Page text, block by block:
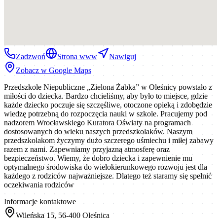
Zadzwoń Strona www
Nawiguj
Zobacz w Google Maps
Przedszkole Niepubliczne „Zielona Żabka” w Oleśnicy powstało z
miłości do dziecka. Bardzo chcieliśmy, aby było to miejsce, gdzie
każde dziecko poczuje się szczęśliwe, otoczone opieką i zdobędzie
wiedzę potrzebną do rozpoczęcia nauki w szkole. Pracujemy pod
nadzorem Wrocławskiego Kuratora Oświaty na programach
dostosowanych do wieku naszych przedszkolaków. Naszym
przedszkolakom życzymy dużo szczerego uśmiechu i miłej zabawy
razem z nami. Zapewniamy przyjazną atmosferę oraz
bezpieczeństwo. Wiemy, że dobro dziecka i zapewnienie mu
optymalnego środowiska do wielokierunkowego rozwoju jest dla
każdego z rodziców najważniejsze. Dlatego też staramy się spełnić
oczekiwania rodziców
Informacje kontaktowe
Wileńska 15, 56-400 Oleśnica